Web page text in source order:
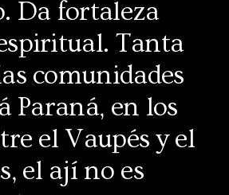
Da fortaleza
Tanta
comunidades
Paraná, en los
el Vaupés y el
el ají no es